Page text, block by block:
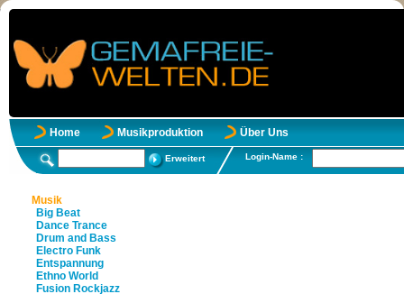
Home Musikproduktion Über Uns
Erweitert Login-Name :
Musik
Big Beat
Dance Trance
Drum and Bass
Electro Funk
Entspannung
Ethno World
Fusion Rockjazz